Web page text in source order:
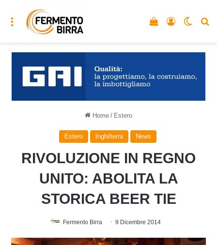
Menu Accedi
Vedi il carrello
Home / Estero
Estero Inghilterra News
RIVOLUZIONE IN REGNO
UNITO: ABOLITA LA
STORICA BEER TIE
Fermento Birra 9 Dicembre 2014